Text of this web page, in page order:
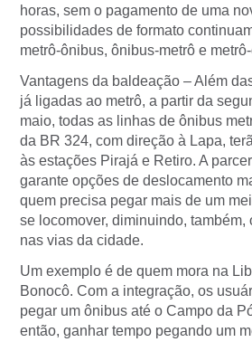
horas, sem o pagamento de uma
possibilidades de formato
metrô-ônibus, ônibus-metrô e
Vantagens da baldeação – Além
já ligadas ao metrô, a partir da
maio, todas as linhas de ônibus
da BR 324, com direção à Lapa,
às estações Pirajá e Retiro. A
garante opções de deslocamento
quem precisa pegar mais de um
se locomover, diminuindo, também,
nas vias da cidade.
Um exemplo é de quem mora na
Bonocô. Com a integração, os
pegar um ônibus até o Campo da
então, ganhar tempo pegando um